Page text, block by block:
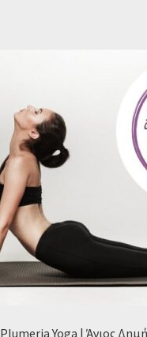
Plumeria Yoga | Άγιος